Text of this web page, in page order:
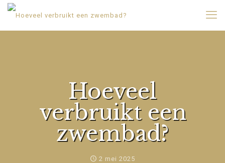
Hoeveel
verbruikt een
zwembad?
2 mei 2025